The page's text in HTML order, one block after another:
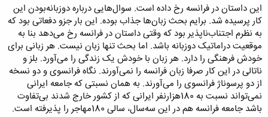
این داستان در فرانسه رخ داده است. سوال‌هایی درباره دوزبانه‌بودن این
کار پرسیده شد. برایم بحث زبان‌ها جذاب بوده. این بار جزو دفعاتی بود که
به نظرم اجتناب‌ناپذیر بود که وقتی داستان در فرانسه رخ می‌دهد بنا به
موقعیت دراماتیک دوزبانه باشد. اما بحث تنها زبان نیست. هر زبانی برای
خودش فرهنگی را دارد. هر زبان با خودش یک زندگی را می‌آورد. بلز و
ناتالی در این کار صرفا زبان فرانسه را نمی‌آورند. نگاه فرانسوی و دو نسخه
از دو پرسوناژ فرانسوی را می‌آورند. به همان نسبتی که جامعه ایرانی
نمی‌تواند نسبت به 180هزارنفر ایرانی که از کشور خارج شدند بی‌تفاوت
باشد جامعه فرانسه هم در این سه‌سال، سالی 180مهاجر را پذیرفته است.